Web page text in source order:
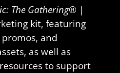
The Gathering® |
kit, featuring
and
as well as
to support